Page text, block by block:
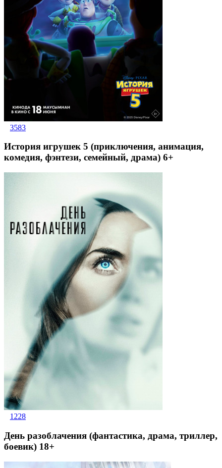
3583
История игрушек 5 (приключения, анимация,
комедия, фэнтези, семейный, драма) 6+
1228
День разоблачения (фантастика, драма, триллер,
боевик) 18+